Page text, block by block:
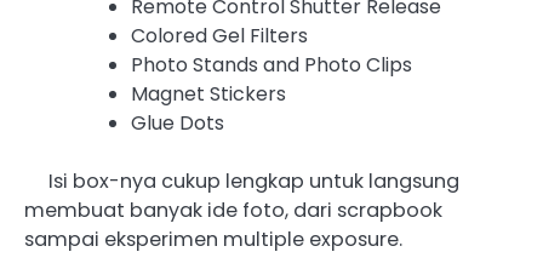
Remote Control Shutter Release
Colored Gel Filters
Photo Stands and Photo Clips
Magnet Stickers
Glue Dots
Isi box-nya cukup lengkap untuk langsung
membuat banyak ide foto, dari scrapbook
sampai eksperimen multiple exposure.